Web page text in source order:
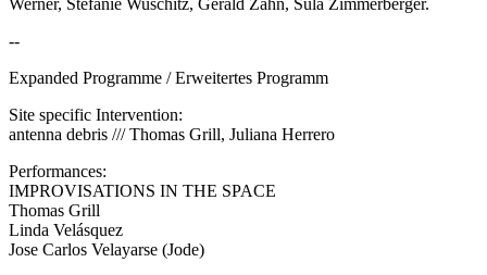
--
Expanded Programme / Erweitertes Programm
Site specific Intervention:
antenna debris /// Thomas Grill, Juliana Herrero
Performances:
IMPROVISATIONS IN THE SPACE
Thomas Grill
Linda Velásquez
Jose Carlos Velayarse (Jode)